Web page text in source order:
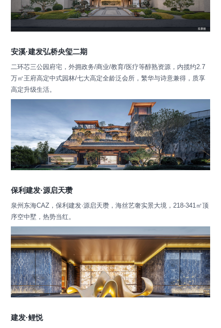
安溪·建发弘桥央玺二期
二环芯三公园府宅，外拥政务/商业/教育/医疗等醇熟资源，内揽约2.7
万㎡王府高定中式园林/七大高定全龄泛会所，繁华与诗意兼得，质享
高定升级生活。
保利建发·源启天瓒
泉州东海CAZ，保利建发·源启天瓒，海丝艺奢实景大境，218-341㎡顶
序空中墅，热势当红。
建发·鲤悦